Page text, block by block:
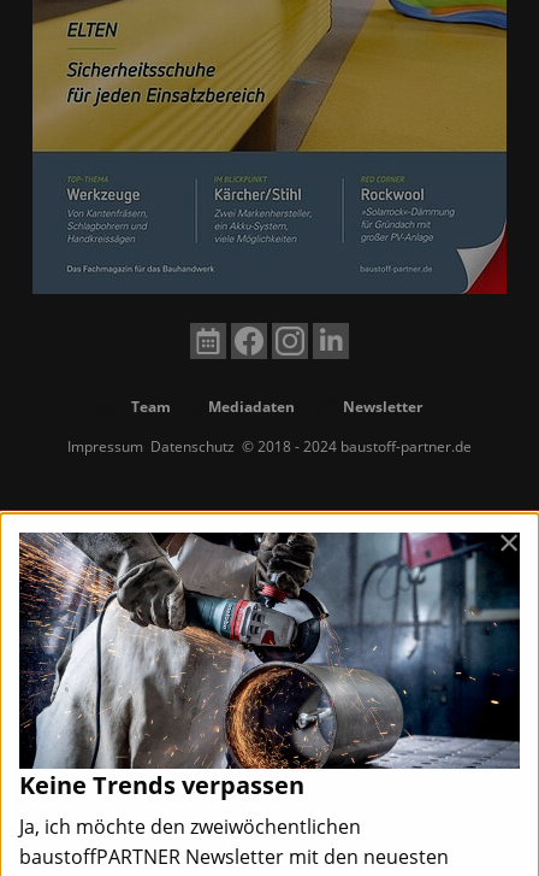
Team Mediadaten
Newsletter
Impressum Datenschutz © 2018 - 2024 baustoff-partner.de
Keine Trends verpassen
Ja, ich möchte den zweiwöchentlichen
baustoffPARTNER Newsletter mit den neuesten
×